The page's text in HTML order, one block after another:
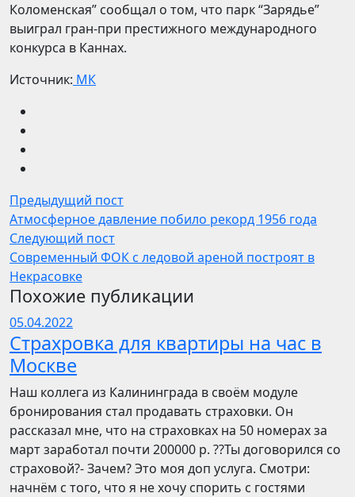
Коломенская” сообщал о том, что парк “Зарядье”
выиграл гран-при престижного международного
конкурса в Каннах.
Источник: МК
Предыдущий пост
Атмосферное давление побило рекорд 1956 года
Следующий пост
Современный ФОК с ледовой ареной построят в
Некрасовке
Похожие публикации
05.04.2022
Страхровка для квартиры на час в
Москве
Наш коллега из Калининграда в своём модуле
бронирования стал продавать страховки. Он
рассказал мне, что на страховках на 50 номерах за
март заработал почти 200000 р. ??Ты договорился со
страховой?- Зачем? Это моя доп услуга. Смотри:
начнём с того, что я не хочу спорить с гостями